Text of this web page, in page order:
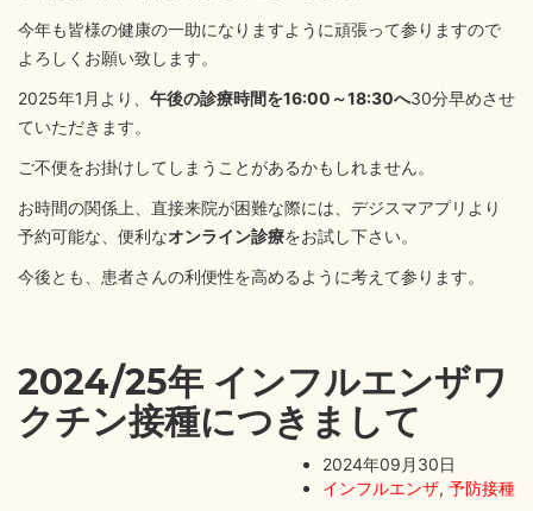
今年も皆様の健康の一助になりますように頑張って参りますので
よろしくお願い致します。
2025年1月より、 午後の診療時間を16:00～18:30へ30分早めさせ
ていただきます。
ご不便をお掛けしてしまうことがあるかもしれません。
お時間の関係上、直接来院が困難な際には、デジスマアプリより
予約可能な、便利なオンライン診療をお試し下さい。
今後とも、患者さんの利便性を高めるように考えて参ります。
2024/25年 インフルエンザワ
クチン接種につきまして
2024年09月30日
インフルエンザ, 予防接種